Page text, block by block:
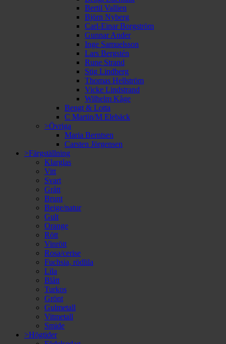
Bertil Vallien
Björn Nyberg
Carl-Einar Borgström
Gunnar Ander
Inge Samuelsson
Lars Bergstén
Rune Strand
Stig Lindberg
Thomas Hellström
Vicke Lindstrand
Wilhelm Kåge
Bengt & Lotta
C Martin/M Elebäck
>Övriga
Maria Berntsen
Carsten Jörgensen
>Färgställning
Klarglas
Vitt
Svart
Grått
Brunt
Beige/natur
Gult
Orange
Rött
Vinrött
Rosa/cerise
Fuchsia, rödlila
Lila
Blått
Turkos
Grönt
Gulmetall
Vitmetall
Smide
>Högtider